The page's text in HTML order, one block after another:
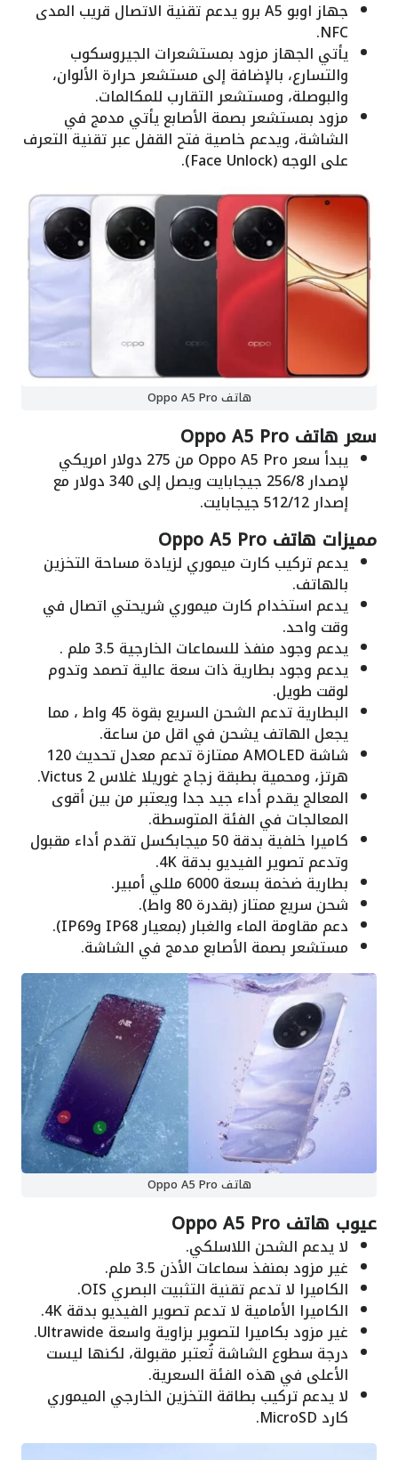
جهاز اوبو A5 برو يدعم تقنية الاتصال قريب المدى
NFC.
يأتي الجهاز مزود بمستشعرات الجيروسكوب
والتسارع، بالإضافة إلى مستشعر حرارة الألوان،
والبوصلة، ومستشعر التقارب للمكالمات.
مزود بمستشعر بصمة الأصابع يأتي مدمج في
الشاشة، ويدعم خاصية فتح القفل عبر تقنية التعرف
على الوجه (Face Unlock).
هاتف Oppo A5 Pro
سعر هاتف Oppo A5 Pro
يبدأ سعر Oppo A5 Pro من 275 دولار امريكي
لإصدار 256/8 جيجابايت ويصل إلى 340 دولار مع
إصدار 512/12 جيجابايت.
مميزات هاتف Oppo A5 Pro
يدعم تركيب كارت ميموري لزيادة مساحة التخزين
بالهاتف.
يدعم استخدام كارت ميموري شريحتي اتصال في
وقت واحد.
يدعم وجود منفذ للسماعات الخارجية 3.5 ملم .
يدعم وجود بطارية ذات سعة عالية تصمد وتدوم
لوقت طويل.
البطارية تدعم الشحن السريع بقوة 45 واط ، مما
يجعل الهاتف يشحن في اقل من ساعة.
شاشة AMOLED ممتازة تدعم معدل تحديث 120
هرتز، ومحمية بطبقة زجاج غوريلا غلاس Victus 2.
المعالج يقدم أداء جيد جدا ويعتبر من بين أقوى
المعالجات في الفئة المتوسطة.
كاميرا خلفية بدقة 50 ميجابكسل تقدم أداء مقبول
وتدعم تصوير الفيديو بدقة 4K.
بطارية ضخمة بسعة 6000 مللي أمبير.
شحن سريع ممتاز (بقدرة 80 واط).
دعم مقاومة الماء والغبار (بمعيار IP68 وIP69).
مستشعر بصمة الأصابع مدمج في الشاشة.
هاتف Oppo A5 Pro
عيوب هاتف Oppo A5 Pro
لا يدعم الشحن اللاسلكي.
غير مزود بمنفذ سماعات الأذن 3.5 ملم.
الكاميرا لا تدعم تقنية التثبيت البصري OIS.
الكاميرا الأمامية لا تدعم تصوير الفيديو بدقة 4K.
غير مزود بكاميرا لتصوير بزاوية واسعة Ultrawide.
درجة سطوع الشاشة تُعتبر مقبولة، لكنها ليست
الأعلى في هذه الفئة السعرية.
لا يدعم تركيب بطاقة التخزين الخارجي الميموري
كارد MicroSD.